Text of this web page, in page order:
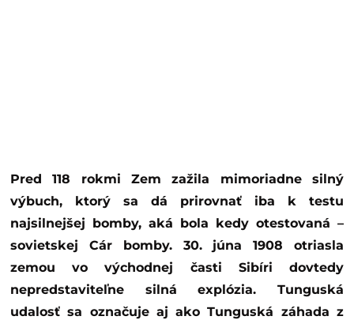
Pred 118 rokmi Zem zažila mimoriadne silný
výbuch, ktorý sa dá prirovnať iba k testu
najsilnejšej bomby, aká bola kedy otestovaná –
sovietskej Cár bomby. 30. júna 1908 otriasla
zemou vo východnej časti Sibíri dovtedy
nepredstaviteľne silná explózia. Tunguská
udalosť sa označuje aj ako Tunguská záhada z